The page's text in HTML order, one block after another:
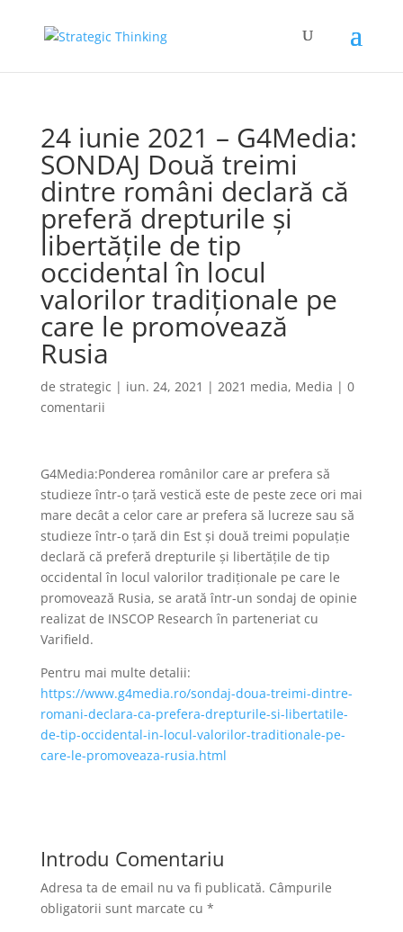
24 iunie 2021 – G4Media:
SONDAJ Două treimi
dintre români declară că
preferă drepturile și
libertățile de tip
occidental în locul
valorilor tradiționale pe
care le promovează
Rusia
de strategic | iun. 24, 2021 | 2021 media, Media | 0
comentarii
G4Media:Ponderea românilor care ar prefera să
studieze într-o țară vestică este de peste zece ori mai
mare decât a celor care ar prefera să lucreze sau să
studieze într-o țară din Est și două treimi populație
declară că preferă drepturile și libertățile de tip
occidental în locul valorilor tradiționale pe care le
promovează Rusia, se arată într-un sondaj de opinie
realizat de INSCOP Research în parteneriat cu
Varifield.
Pentru mai multe detalii:
https://www.g4media.ro/sondaj-doua-treimi-dintre-
romani-declara-ca-prefera-drepturile-si-libertatile-
de-tip-occidental-in-locul-valorilor-traditionale-pe-
care-le-promoveaza-rusia.html
Introdu Comentariu
Adresa ta de email nu va fi publicată. Câmpurile
obligatorii sunt marcate cu *